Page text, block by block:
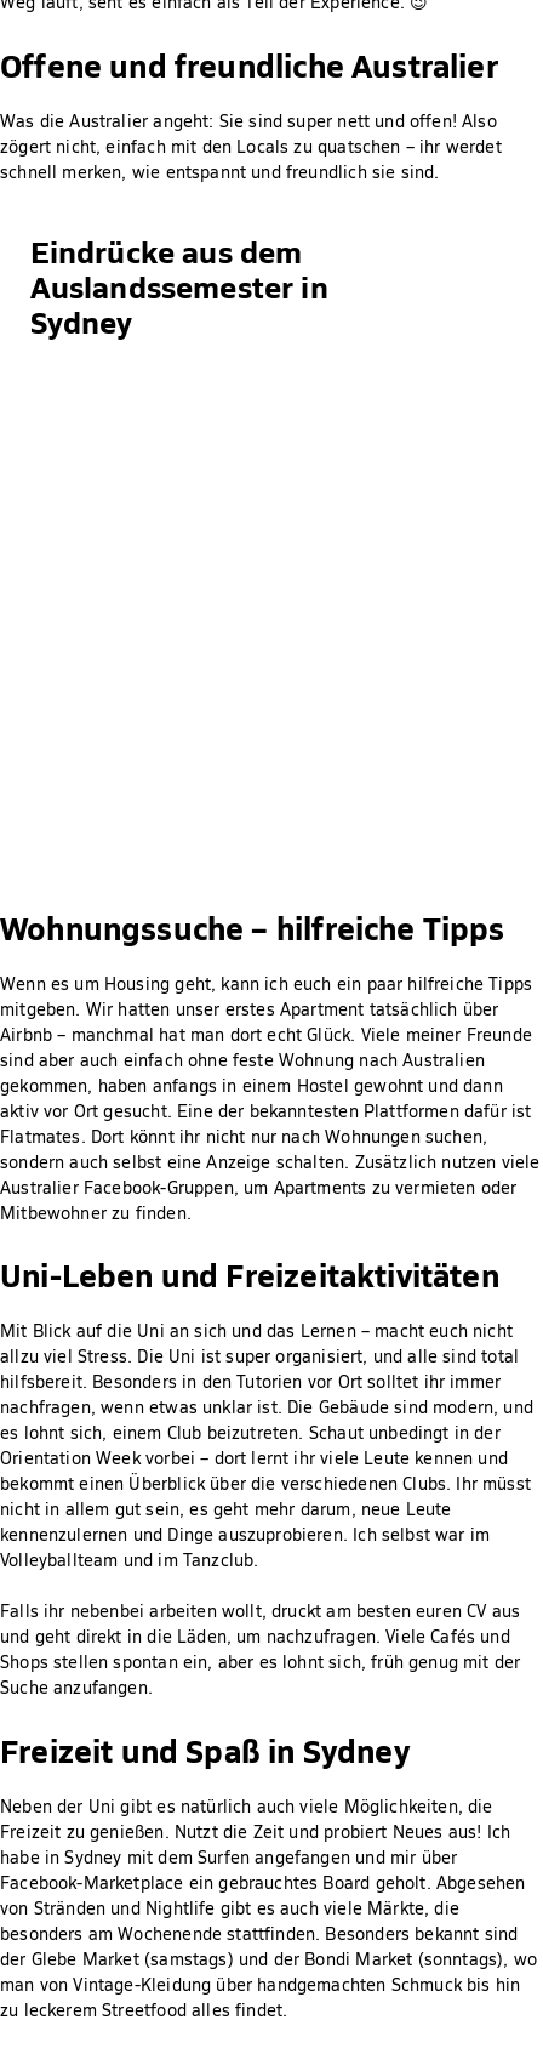
Offene und freundliche Australier
Was die Australier angeht: Sie sind super nett und offen! Also
zögert nicht, einfach mit den Locals zu quatschen – ihr werdet
schnell merken, wie entspannt und freundlich sie sind.
Eindrücke aus dem
Auslandssemester in
Sydney
Wohnungssuche – hilfreiche Tipps
Wenn es um Housing geht, kann ich euch ein paar hilfreiche Tipps
mitgeben. Wir hatten unser erstes Apartment tatsächlich über
Airbnb – manchmal hat man dort echt Glück. Viele meiner Freunde
sind aber auch einfach ohne feste Wohnung nach Australien
gekommen, haben anfangs in einem Hostel gewohnt und dann
aktiv vor Ort gesucht. Eine der bekanntesten Plattformen dafür ist
Flatmates. Dort könnt ihr nicht nur nach Wohnungen suchen,
sondern auch selbst eine Anzeige schalten. Zusätzlich nutzen viele
Australier Facebook-Gruppen, um Apartments zu vermieten oder
Mitbewohner zu finden.
Uni-Leben und Freizeitaktivitäten
Mit Blick auf die Uni an sich und das Lernen – macht euch nicht
allzu viel Stress. Die Uni ist super organisiert, und alle sind total
hilfsbereit. Besonders in den Tutorien vor Ort solltet ihr immer
nachfragen, wenn etwas unklar ist. Die Gebäude sind modern, und
es lohnt sich, einem Club beizutreten. Schaut unbedingt in der
Orientation Week vorbei – dort lernt ihr viele Leute kennen und
bekommt einen Überblick über die verschiedenen Clubs. Ihr müsst
nicht in allem gut sein, es geht mehr darum, neue Leute
kennenzulernen und Dinge auszuprobieren. Ich selbst war im
Volleyballteam und im Tanzclub.
Falls ihr nebenbei arbeiten wollt, druckt am besten euren CV aus
und geht direkt in die Läden, um nachzufragen. Viele Cafés und
Shops stellen spontan ein, aber es lohnt sich, früh genug mit der
Suche anzufangen.
Freizeit und Spaß in Sydney
Neben der Uni gibt es natürlich auch viele Möglichkeiten, die
Freizeit zu genießen. Nutzt die Zeit und probiert Neues aus! Ich
habe in Sydney mit dem Surfen angefangen und mir über
Facebook-Marketplace ein gebrauchtes Board geholt. Abgesehen
von Stränden und Nightlife gibt es auch viele Märkte, die
besonders am Wochenende stattfinden. Besonders bekannt sind
der Glebe Market (samstags) und der Bondi Market (sonntags), wo
man von Vintage-Kleidung über handgemachten Schmuck bis hin
zu leckerem Streetfood alles findet.